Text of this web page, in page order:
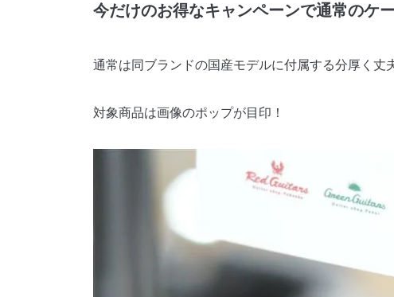
今だけのお得なキャンペーンで通常のケ
通常は同ブランドの国産モデルに付属する分厚く丈
対象商品は画像のポップが目印！